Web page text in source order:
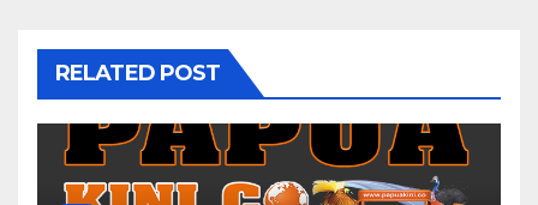
RELATED POST